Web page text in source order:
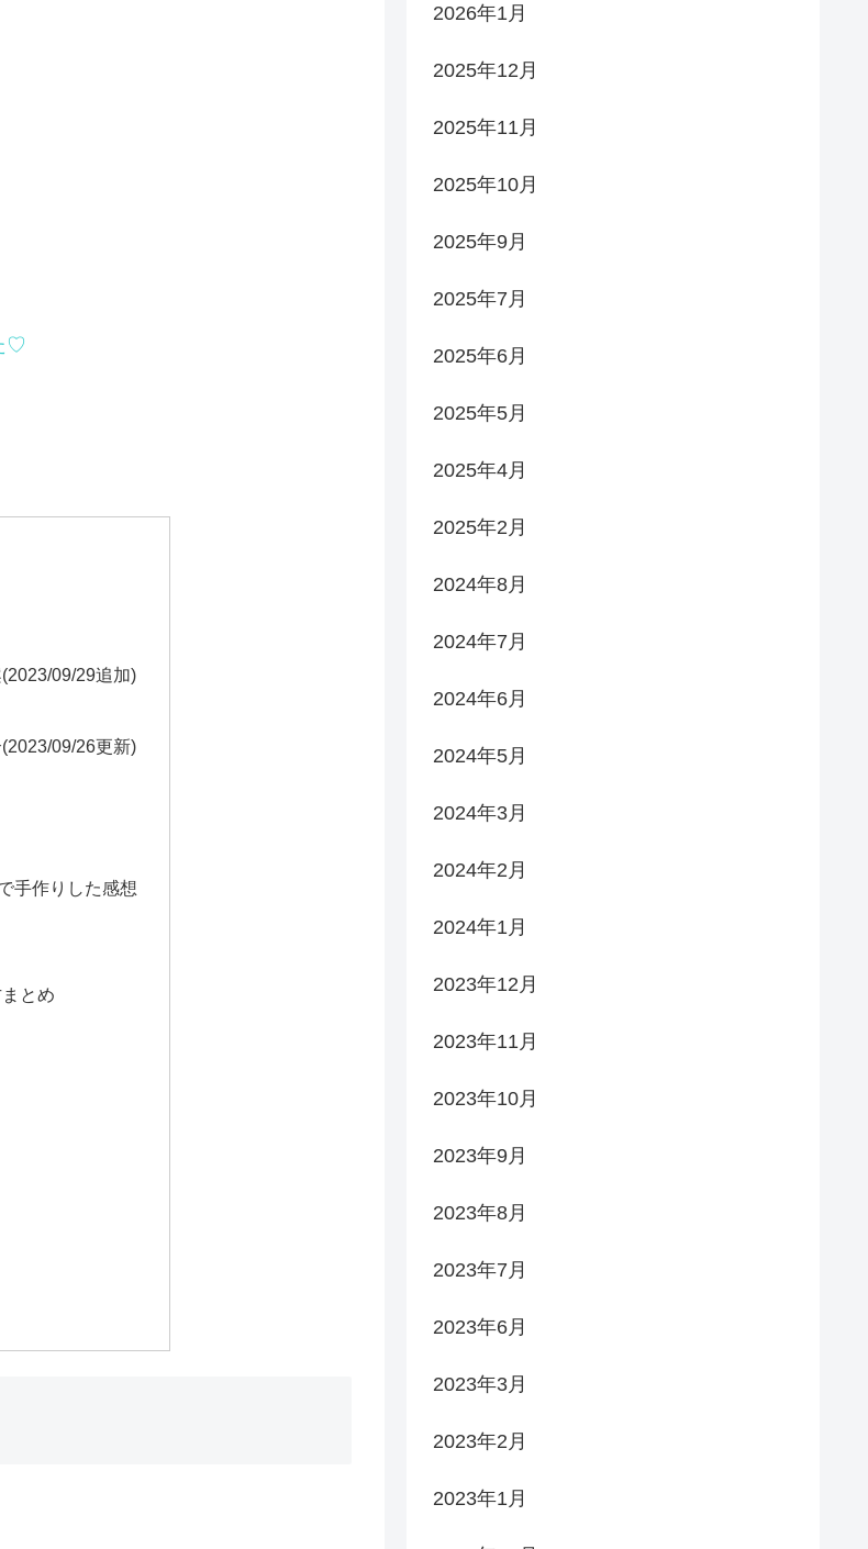
♡
09/29追加)
09/26更新)
手作りした感想
とめ
2026年1月
2025年12月
2025年11月
2025年10月
2025年9月
2025年7月
2025年6月
2025年5月
2025年4月
2025年2月
2024年8月
2024年7月
2024年6月
2024年5月
2024年3月
2024年2月
2024年1月
2023年12月
2023年11月
2023年10月
2023年9月
2023年8月
2023年7月
2023年6月
2023年3月
2023年2月
2023年1月